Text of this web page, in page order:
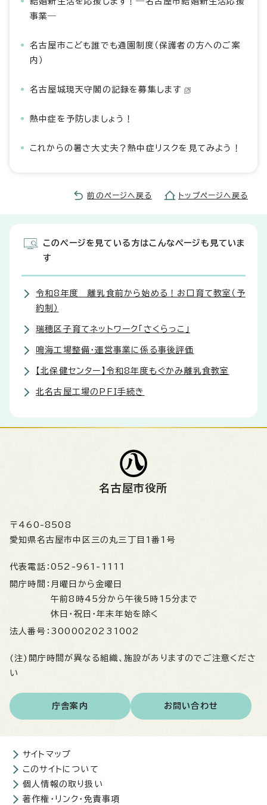
事業―
名古屋市こども誰でも通園制度（保護者の方へのご案
内）
名古屋城現天守閣の記録を募集します
熱中症を予防しましょう！
これからの暑さ大丈夫？熱中症リスクを見てみよう！
前のページへ戻る トップページへ戻る
このページを見ている方はこんなページも見ていま
す
令和8年度 離乳食前から始める！お口育て教室（予
約制）
瑞穂区子育てネットワーク「さくらっこ」
鳴海工場整備・運営事業に係る事後評価
【北保健センター】令和8年度もぐかみ離乳食教室
北名古屋工場のPFI手続き
名古屋市役所
〒460-8508
愛知県名古屋市中区三の丸三丁目1番1号
代表電話： 052-961-1111
開庁時間： 月曜日から金曜日
午前8時45分から午後5時15分まで
休日・祝日・年末年始を除く
法人番号： 3000020231002
(注)開庁時間が異なる組織、施設がありますのでご注意くださ
い
庁舎案内 お問い合わせ
サイトマップ
このサイトについて
個人情報の取り扱い
著作権・リンク・免責事項